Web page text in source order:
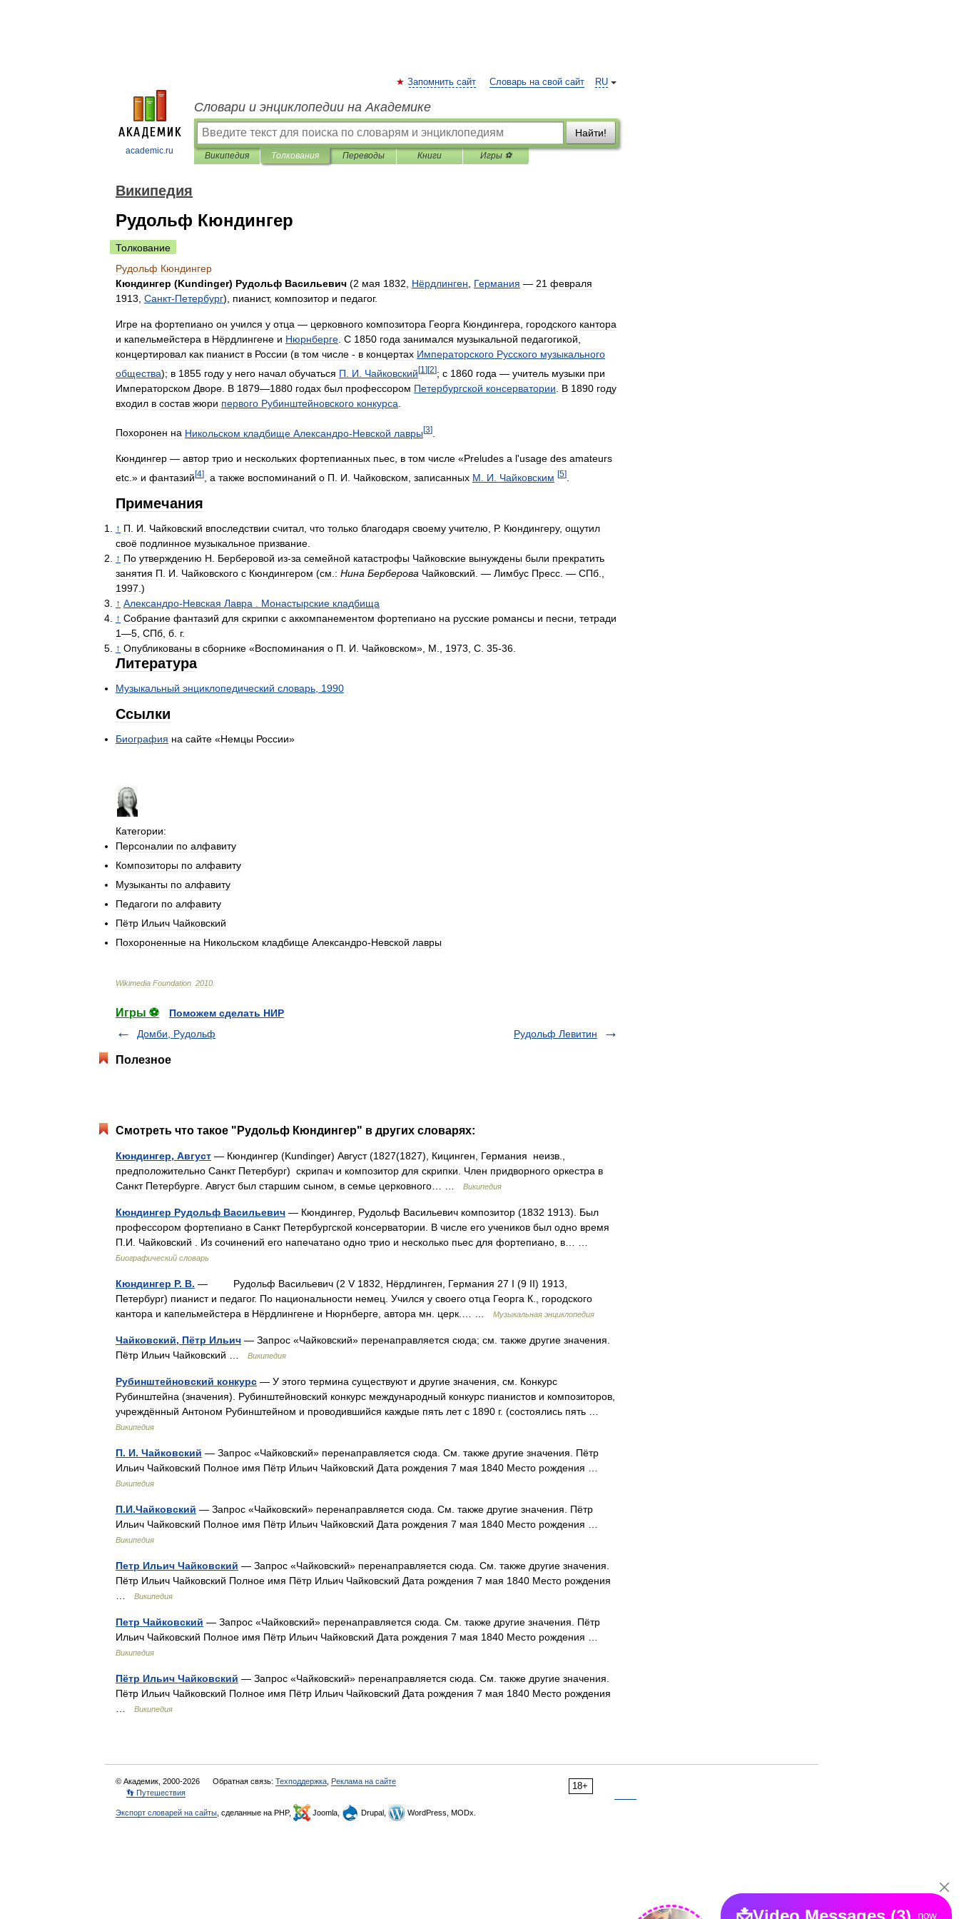
academic.ru
RU
Запомнить сайт Словарь на свой сайт
Словари и энциклопедии на Академике
Найти!
Википедия Толкования Переводы Книги Игры ⚽
Википедия
Рудольф Кюндингер
Толкование
Рудольф Кюндингер
Кюндингер (Kundinger) Рудольф Васильевич (2 мая 1832 Нёрдлинген Германия — 21 февраля
1913 Санкт-Петербург), пианист, композитор и педагог.
Игре на фортепиано он учился у отца — церковного композитора Георга Кюндингера городского кантора
и капельмейстера в Нёрдлингене и Нюрнберге С 1850 года занимался музыкальной педагогикой
концертировал как пианист в России (в том числе - в концертах Императорского Русского музыкального
общества); в 1855 году у него начал обучаться П И Чайковский[1 ][2]; с 1860 года — учитель музыки при
Императорском Дворе В 1879—1880 годах был профессором Петербургской консерватории В 1890 году
входил в состав жюри первого Рубинштейновского конкурса
Похоронен на Никольском кладбище Александро-Невской лавры[3]
Кюндингер — автор трио и нескольких фортепианных пьес, в том числе «Preludes a l'usage des amateurs
etc .» и фантазий [4] а также воспоминаний о П И Чайковском записанных М И Чайковским [5]
Примечания
↑ П И Чайковский впоследствии считал что только благодаря своему учителю Р. Кюндингеру, ощутил
своё подлинное музыкальное призвание
↑ По утверждению Н Берберовой из-за семейной катастрофы Чайковские вынуждены были прекратить
занятия П И Чайковского с Кюндингером (см : Нина Берберова Чайковский . — Лимбус Пресс . — СПб
1997 .)
↑ Александро-Невская Лавра Монастырские кладбища
↑ Собрание фантазий для скрипки с аккомпанементом фортепиано на русские романсы и песни тетради
1—5 СПб б г.
↑ Опубликованы в сборнике «Воспоминания о П И Чайковском», М 1973 С 35-36
Литература
Музыкальный энциклопедический словарь 1990
Ссылки
Биография на сайте «Немцы России»
Категории:
Персоналии по алфавиту
Композиторы по алфавиту
Музыканты по алфавиту
Педагоги по алфавиту
Пётр Ильич Чайковский
Похороненные на Никольском кладбище Александро-Невской лавры
Wikimedia Foundation 2010
Игры ⚽
Поможем сделать НИР
Домби, Рудольф
Рудольф Левитин
Полезное
Смотреть что такое "Рудольф Кюндингер" в других словарях:
Кюндингер, Август — Кюндингер (Kundinger) Август (1827(1827), Кицинген, Германия неизв.,
предположительно Санкт Петербург) скрипач и композитор для скрипки. Член придворного оркестра в
Санкт Петербурге. Август был старшим сыном, в семье церковного… …
Википедия
Кюндингер Рудольф Васильевич — Кюндингер, Рудольф Васильевич композитор (1832 1913). Был
профессором фортепиано в Санкт Петербургской консерватории. В числе его учеников был одно время
П.И. Чайковский . Из сочинений его напечатано одно трио и несколько пьес для фортепиано, в… …
Биографический словарь
Кюндингер Р. В. — Рудольф Васильевич (2 V 1832, Нёрдлинген, Германия 27 I (9 II) 1913,
Петербург) пианист и педагог. По национальности немец. Учился у своего отца Георга К., городского
кантора и капельмейстера в Нёрдлингене и Нюрнберге, автора мн. церк.… …
Музыкальная энциклопедия
Чайковский, Пётр Ильич — Запрос «Чайковский» перенаправляется сюда; см. также другие значения.
Пётр Ильич Чайковский …
Википедия
Рубинштейновский конкурс — У этого термина существуют и другие значения, см. Конкурс
Рубинштейна (значения). Рубинштейновский конкурс международный конкурс пианистов и композиторов,
учреждённый Антоном Рубинштейном и проводившийся каждые пять лет с 1890 г. (состоялись пять …
Википедия
П. И. Чайковский — Запрос «Чайковский» перенаправляется сюда. Cм. также другие значения. Пётр
Ильич Чайковский Полное имя Пётр Ильич Чайковский Дата рождения 7 мая 1840 Место рождения …
Википедия
П.И.Чайковский — Запрос «Чайковский» перенаправляется сюда. Cм. также другие значения. Пётр
Ильич Чайковский Полное имя Пётр Ильич Чайковский Дата рождения 7 мая 1840 Место рождения …
Википедия
Петр Ильич Чайковский — Запрос «Чайковский» перенаправляется сюда. Cм. также другие значения.
Пётр Ильич Чайковский Полное имя Пётр Ильич Чайковский Дата рождения 7 мая 1840 Место рождения
Википедия
Петр Чайковский — Запрос «Чайковский» перенаправляется сюда. Cм. также другие значения. Пётр
Ильич Чайковский Полное имя Пётр Ильич Чайковский Дата рождения 7 мая 1840 Место рождения …
Википедия
Пётр Ильич Чайковский — Запрос «Чайковский» перенаправляется сюда. Cм. также другие значения.
Пётр Ильич Чайковский Полное имя Пётр Ильич Чайковский Дата рождения 7 мая 1840 Место рождения
Википедия
18+
© Академик, 2000-2026 Обратная связь: Техподдержка Реклама на сайте
👣 Путешествия
Экспорт словарей на сайты , сделанные на PHP, Joomla, Drupal, WordPress, MODx.